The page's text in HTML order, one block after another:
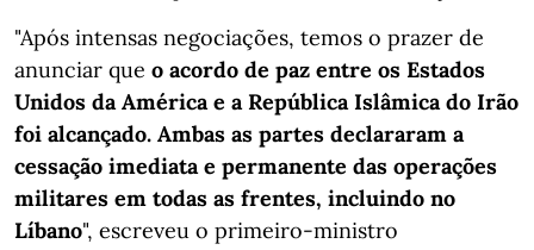
"Após intensas negociações, temos o prazer de
anunciar que o acordo de paz entre os Estados
Unidos da América e a República Islâmica do Irão
foi alcançado. Ambas as partes declararam a
cessação imediata e permanente das operações
militares em todas as frentes, incluindo no
Líbano", escreveu o primeiro-ministro